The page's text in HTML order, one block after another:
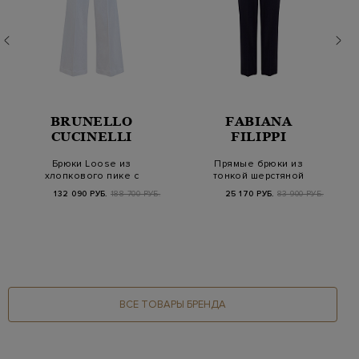
BRUNELLO
CUCINELLI
Брюки Loose из
хлопкового пике с
контрастной полосой
132 090 РУБ. 188 700 РУБ.
FABIANA
FILIPPI
Прямые брюки из
тонкой шерстяной
ткани с эластичным
по…
25 170 РУБ. 83 900 РУБ.
ВСЕ ТОВАРЫ БРЕНДА